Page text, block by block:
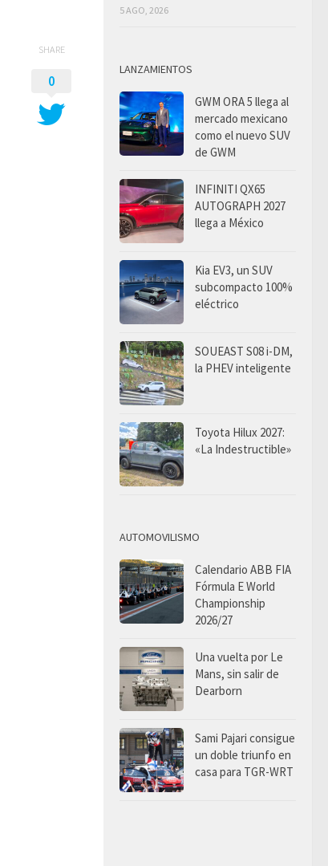
SHARE
0
5 AGO, 2026
LANZAMIENTOS
GWM ORA 5 llega al
mercado mexicano
como el nuevo SUV
de GWM
INFINITI QX65
AUTOGRAPH 2027
llega a México
Kia EV3, un SUV
subcompacto 100%
eléctrico
SOUEAST S08 i-DM,
la PHEV inteligente
Toyota Hilux 2027:
«La Indestructible»
AUTOMOVILISMO
Calendario ABB FIA
Fórmula E World
Championship
2026/27
Una vuelta por Le
Mans, sin salir de
Dearborn
Sami Pajari consigue
un doble triunfo en
casa para TGR-WRT